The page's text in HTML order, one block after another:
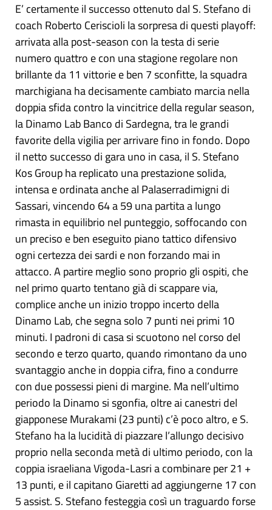
E’ certamente il successo ottenuto dal S. Stefano di
coach Roberto Ceriscioli la sorpresa di questi playoff:
arrivata alla post-season con la testa di serie
numero quattro e con una stagione regolare non
brillante da 11 vittorie e ben 7 sconfitte, la squadra
marchigiana ha decisamente cambiato marcia nella
doppia sfida contro la vincitrice della regular season,
la Dinamo Lab Banco di Sardegna, tra le grandi
favorite della vigilia per arrivare fino in fondo. Dopo
il netto successo di gara uno in casa, il S. Stefano
Kos Group ha replicato una prestazione solida,
intensa e ordinata anche al Palaserradimigni di
Sassari, vincendo 64 a 59 una partita a lungo
rimasta in equilibrio nel punteggio, soffocando con
un preciso e ben eseguito piano tattico difensivo
ogni certezza dei sardi e non forzando mai in
attacco. A partire meglio sono proprio gli ospiti, che
nel primo quarto tentano già di scappare via,
complice anche un inizio troppo incerto della
Dinamo Lab, che segna solo 7 punti nei primi 10
minuti. I padroni di casa si scuotono nel corso del
secondo e terzo quarto, quando rimontano da uno
svantaggio anche in doppia cifra, fino a condurre
con due possessi pieni di margine. Ma nell’ultimo
periodo la Dinamo si sgonfia, oltre ai canestri del
giapponese Murakami (23 punti) c’è poco altro, e S.
Stefano ha la lucidità di piazzare l’allungo decisivo
proprio nella seconda metà di ultimo periodo, con la
coppia israeliana Vigoda-Lasri a combinare per 21 +
13 punti, e il capitano Giaretti ad aggiungerne 17 con
5 assist. S. Stefano festeggia così un traguardo forse